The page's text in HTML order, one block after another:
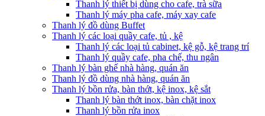
Thanh lý thiết bị dùng cho cafe, trà sữa
Thanh lý máy pha cafe, máy xay cafe
Thanh lý đồ dùng Buffet
Thanh lý các loại quầy cafe, tủ , kệ
Thanh lý các loại tủ cabinet, kệ gỗ, kệ trang trí
Thanh lý quầy cafe, pha chế, thu ngân
Thanh lý bàn ghế nhà hàng, quán ăn
Thanh lý đồ dùng nhà hàng, quán ăn
Thanh lý bồn rửa, bàn thớt, kệ inox, kệ sắt
Thanh lý bàn thớt inox, bàn chặt inox
Thanh lý bồn rửa inox